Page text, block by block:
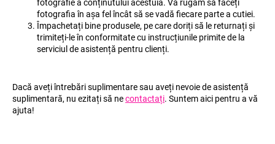
fotografie a conținutului acestuia. Vă rugăm să faceți
fotografia în așa fel încât să se vadă fiecare parte a cutiei.
Împachetați bine produsele, pe care doriți să le returnați și
trimiteți-le în conformitate cu instrucțiunile primite de la
serviciul de asistență pentru clienți.
Dacă aveți întrebări suplimentare sau aveți nevoie de asistență
suplimentară, nu ezitați să necontactați. Suntem aici pentru a vă
ajuta!
CĂUTARE
V
ă